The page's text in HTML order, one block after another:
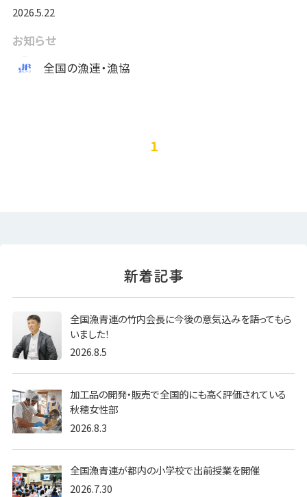
2026.5.22
お知らせ
全国の漁連・漁協
1
全国漁青連の竹内会長に今後の意気込みを語ってもら
いました！
2026.8.5
加工品の開発・販売で全国的にも高く評価されている
秋穂女性部
2026.8.3
全国漁青連が都内の小学校で出前授業を開催
2026.7.30